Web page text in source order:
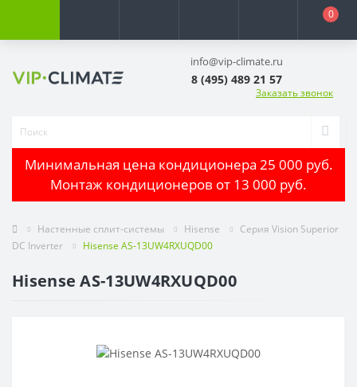
0
info@vip-climate.ru
8 (495) 489 21 57
Заказать звонок
Минимальная цена кондиционера 25 000 руб.
Монтаж кондиционеров от 13 000 руб.
Настенные сплит-системы Hisense
Серия Vision Superior
DC Inverter
Hisense AS-13UW4RXUQD00
Hisense AS-13UW4RXUQD00